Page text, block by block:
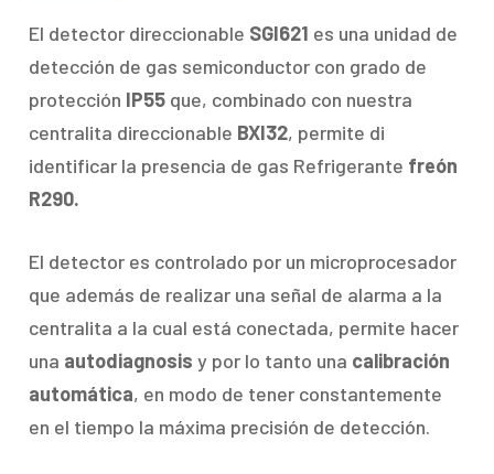
El detector direccionable SGI621 es una unidad de
detección de gas semiconductor con grado de
protección IP55que, combinado con nuestra
centralita direccionable BXI32, permite di
identificar la presencia de gas Refrigerante freón
R290.
El detector es controlado por un microprocesador
que además de realizar una señal de alarma a la
centralita a la cual está conectada, permite hacer
una autodiagnosis y por lo tanto una calibración
automática, en modo de tener constantemente
en el tiempo la máxima precisión de detección.